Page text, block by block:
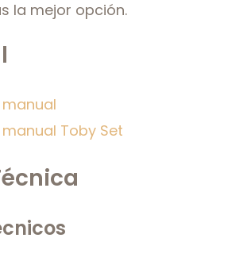
la mejor opción.
Toby Set